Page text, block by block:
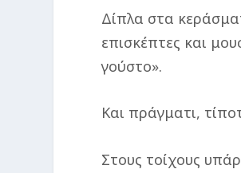
Δίπλα στα
επισκέπτες και
γούστο».
Και πράγματι,
Στους τοίχους